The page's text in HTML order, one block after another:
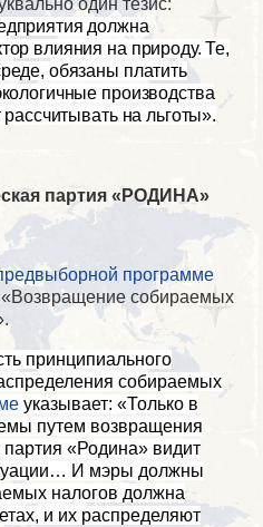
должна
влияния на природу. Те,
обязаны платить
производства
на льготы».
партия «РОДИНА»
программе
«Возвращение собираемых
принципиального
собираемых
указывает: «Только в
путем возвращения
«Родина» видит
И мэры должны
налогов должна
и их распределяют